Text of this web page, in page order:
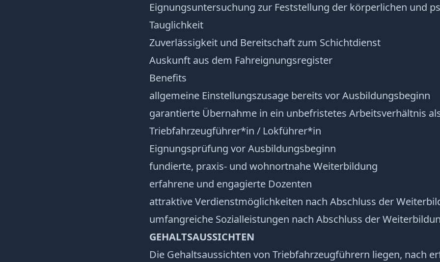
Eignungsuntersuchung zur Feststellung der körperlichen und
Tauglichkeit
Zuverlässigkeit und Bereitschaft zum Schichtdienst
Auskunft aus dem Fahreignungsregister
Benefits
allgemeine Einstellungszusage bereits vor Ausbildungsbeginn
garantierte Übernahme in ein unbefristetes Arbeitsverhältnis
Triebfahrzeugführer*in / Lokführer*in
Eignungsprüfung vor Ausbildungsbeginn
fundierte, praxis- und wohnortnahe Weiterbildung
erfahrene und engagierte Dozenten
attraktive Verdienstmöglichkeiten nach Abschluss der
umfangreiche Sozialleistungen nach Abschluss der
GEHALTSAUSSICHTEN
Die Gehaltsaussichten von Triebfahrzeugführern liegen, nach